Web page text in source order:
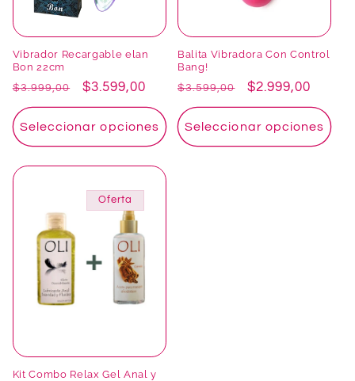
Vibrador Recargable elan
Bon 22cm
Precio
habitual
$3.999,00
Precio
de
oferta
$3.599,00
Seleccionar opciones
Balita Vibradora Con Control
Bang!
Precio
habitual
$3.599,00
Precio
de
oferta
$2.999,00
Seleccionar opciones
Oferta
Kit Combo Relax Gel Anal y